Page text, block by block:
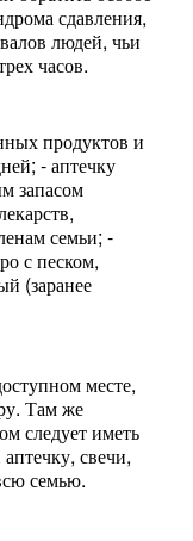
сдавления,
людей, чьи
часов.
продуктов и
- аптечку
запасом
семьи; -
с песком,
(заранее
месте,
Там же
следует иметь
свечи,
семью.